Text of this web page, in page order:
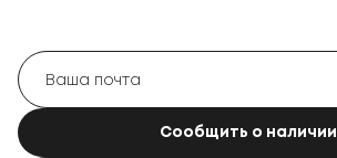
Сообщить о наличии